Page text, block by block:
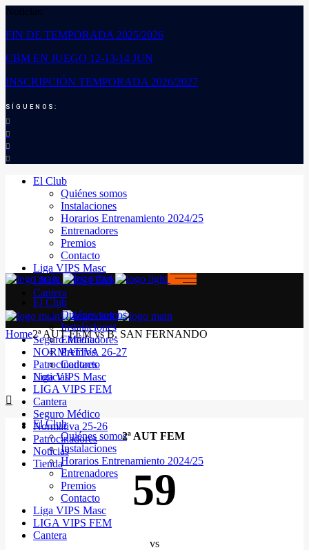
Noticias:
FIN DE TEMPORADA 2025/2026
CBM EN JUEGO 12-13-14 JUN
INSCRIPCIÓN TEMPORADA 2026/2027
SÍGUENOS:
El Club
Quiénes somos
Instalaciones
Horarios Entrenamiento 2024/25
Entrenadores
Premios
Contacto
Liga VIPS Masc
LIGA VIPS FEM
Cantera
Seguro Médico
NORMATIVA 26-27
Patrocinadores
Noticias
El Club
Quiénes somos
Instalaciones
Horarios Entrenamiento 2024/25
Entrenadores
Premios
Contacto
Liga VIPS Masc
LIGA VIPS FEM
Cantera
El Club
Quiénes somos
Instalaciones
Entrenadores
Premios
Contacto
Liga VIPS Masc
LIGA VIPS FEM
Cantera
Seguro Médico
Normativa 25-26
Patrocinadores
Noticias
Tienda
Home2ª AUT FEM vs B. SAN FERNANDO
2ª AUT FEM
59
vs